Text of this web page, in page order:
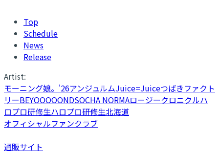
Top
Schedule
News
Release
Artist:
モーニング娘。'26アンジュルムJuice=Juiceつばきファクト
リーBEYOOOOONDSOCHA NORMAロージークロニクルハ
ロプロ研修生ハロプロ研修生北海道
オフィシャルファンクラブ
通販サイト